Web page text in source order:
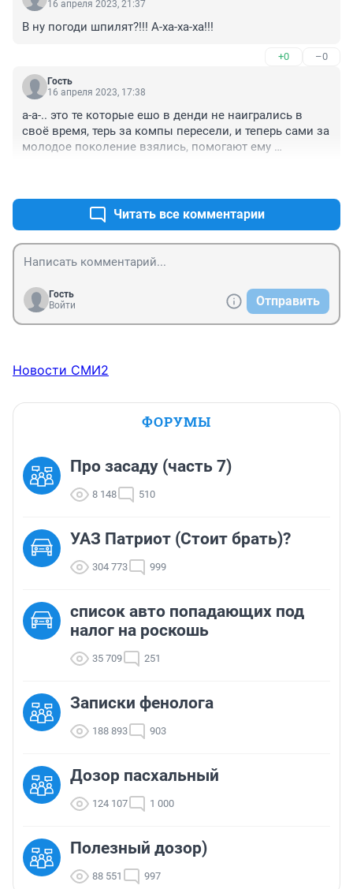
16 апреля 2023, 21:37
В ну погоди шпилят?!!! А-ха-ха-ха!!!
+0 –0
Гость
16 апреля 2023, 17:38
а-а-.. это те которые ешо в денди не наигрались в
своё время, терь за компы пересели, и теперь сами за
молодое поколение взялись, помогают ему
да город от снега, грязи и пыли убирать, а!?!
Читать все комментарии
Гость
Войти
Отправить
Новости СМИ2
ФОРУМЫ
Про засаду (часть 7)
8 148 510
УАЗ Патриот (Стоит брать)?
304 773 999
список авто попадающих под
налог на роскошь
35 709 251
Записки фенолога
188 893 903
Дозор пасхальный
124 107 1 000
Полезный дозор)
88 551 997